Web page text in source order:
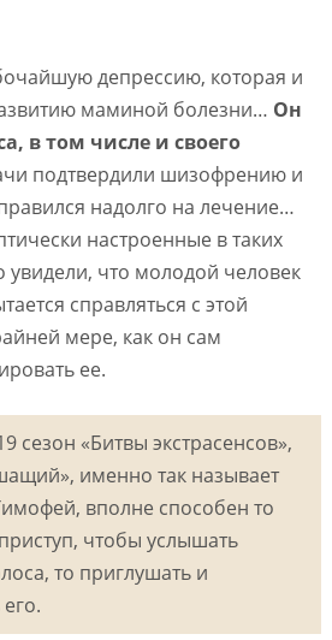
депрессию, которая и
маминой болезни… Он
в том числе и своего
подтвердили шизофрению и
надолго на лечение…
настроенные в таких
увидели, что молодой человек
справляться с этой
мере, как он сам
ее.
сезон «Битвы экстрасенсов»,
именно так называет
вполне способен то
чтобы услышать
то приглушать и